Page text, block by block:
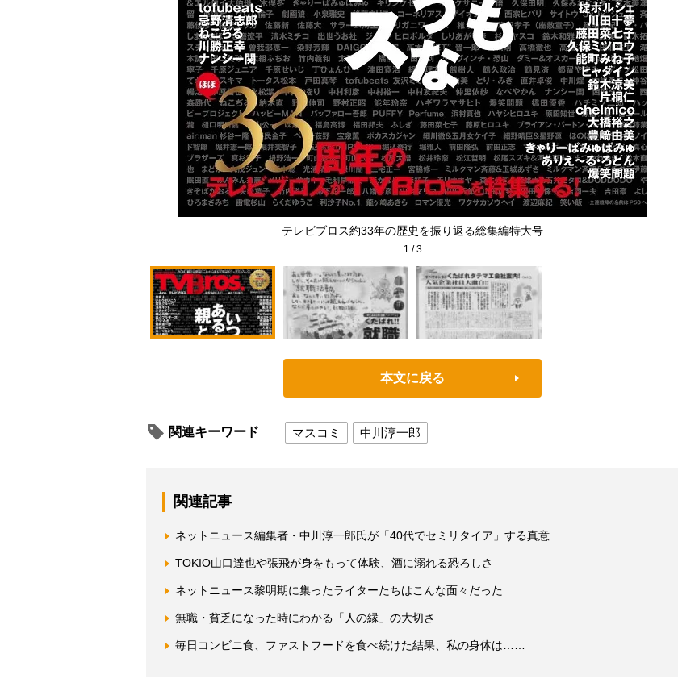
テレビブロス約33年の歴史を振り返る総集編特大号
1 /3
本文に戻る
関連キーワード マスコミ 中川淳一郎
関連記事
ネットニュース編集者・中川淳一郎氏が「40代でセミリタイア」する真意
TOKIO山口達也や張飛が身をもって体験、酒に溺れる恐ろしさ
ネットニュース黎明期に集ったライターたちはこんな面々だった
無職・貧乏になった時にわかる「人の縁」の大切さ
毎日コンビニ食、ファストフードを食べ続けた結果、私の身体は……